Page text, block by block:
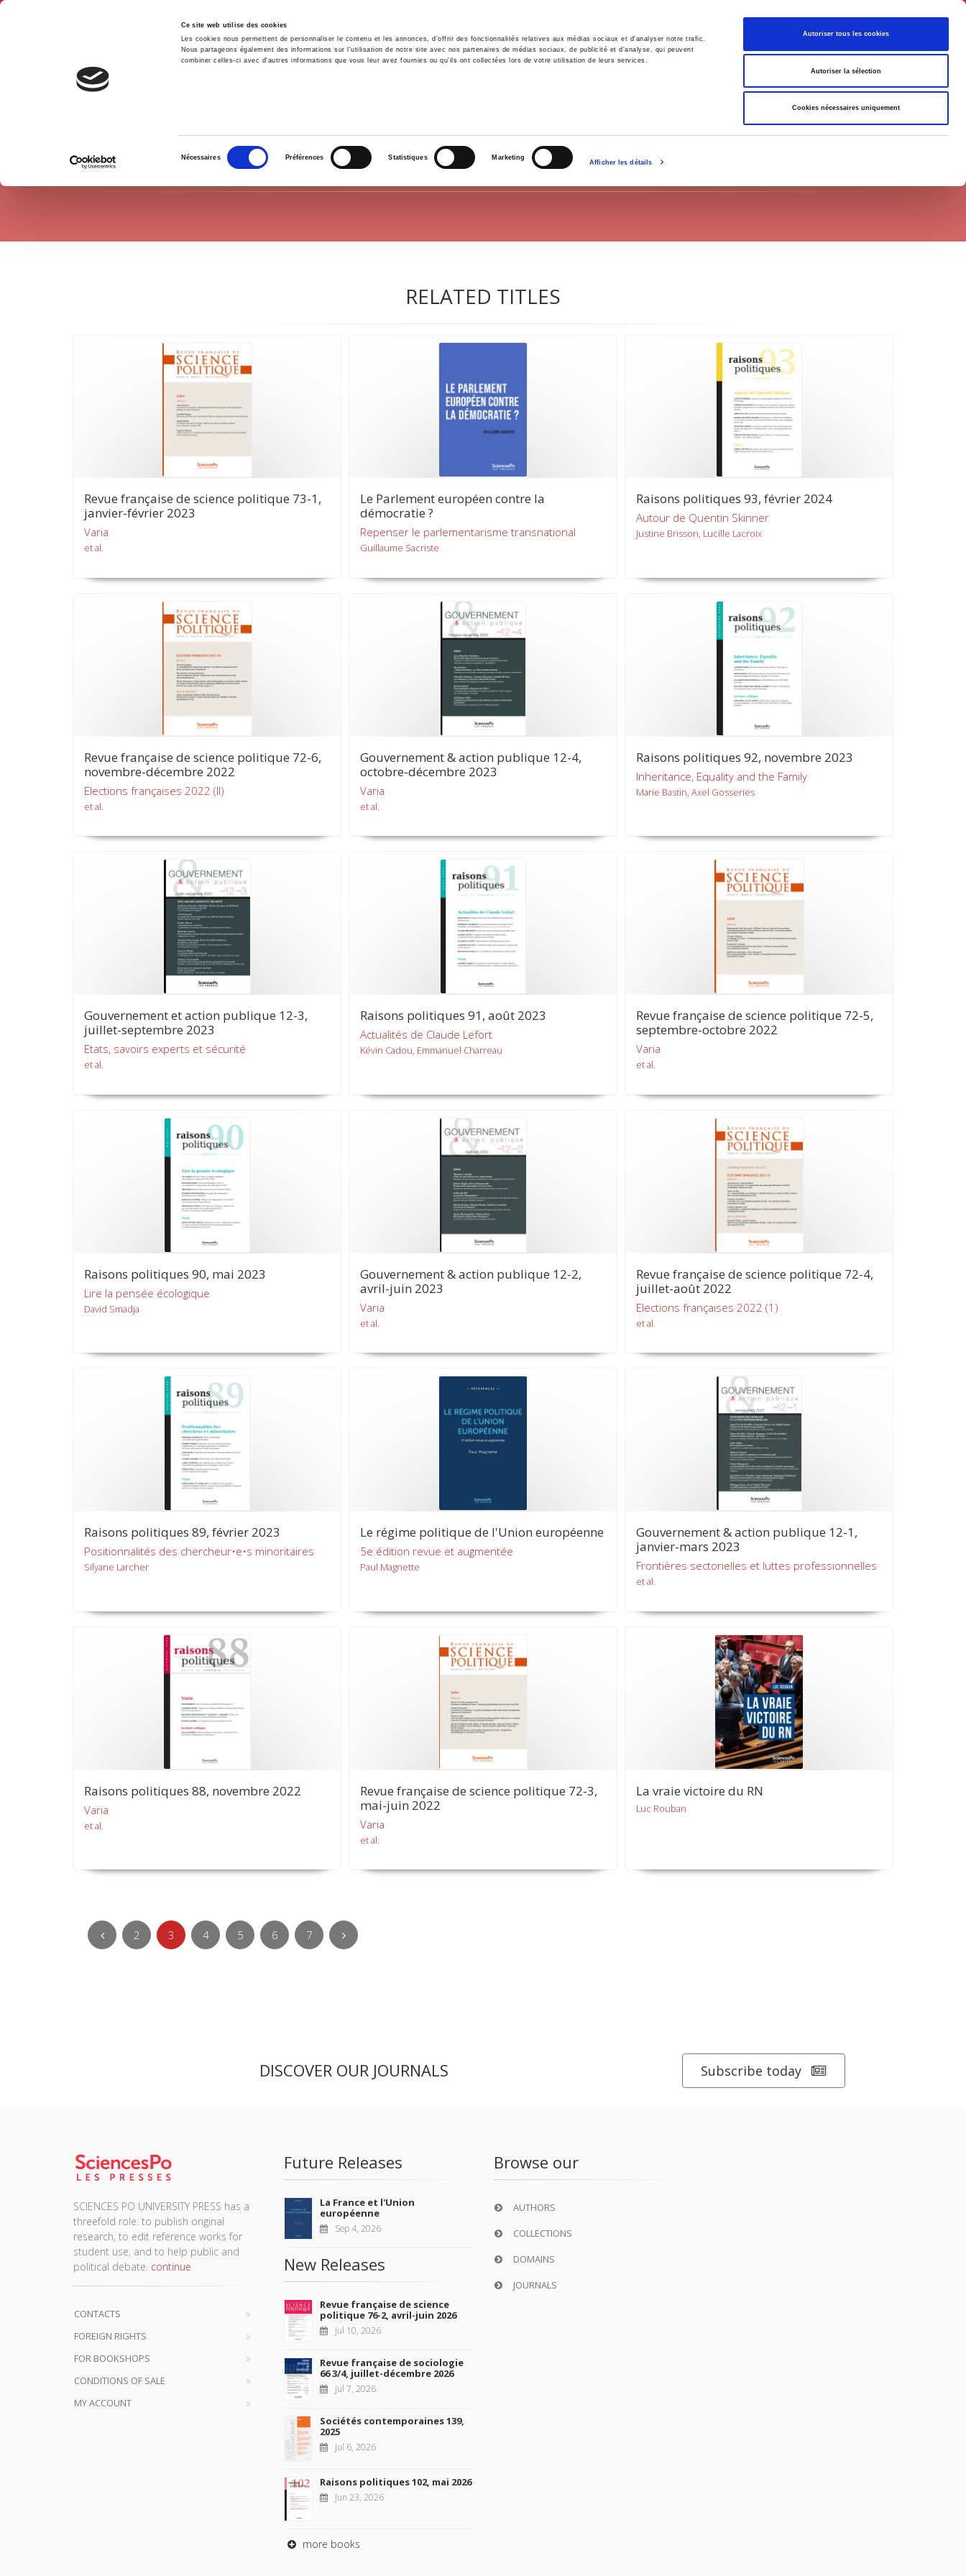
Ce site web utilise des cookies
Les cookies nous permettent de personnaliser le contenu et les annonces, d'offrir des fonctionnalités relatives aux médias sociaux et d'analyser notre trafic.
Nous partageons également des informations sur l'utilisation de notre site avec nos partenaires de médias sociaux, de publicité et d'analyse, qui peuvent
combiner celles-ci avec d'autres informations que vous leur avez fournies ou qu'ils ont collectées lors de votre utilisation de leurs services.
consentement
Nécessaires Préférences Statistiques Marketing
Afficher les détails
Autoriser tous les cookies
Autoriser la sélection
Cookies nécessaires uniquement
English
Home Environment History International Politics
POLITICS
RELATED TITLES
Revue française de science politique 73-1,
janvier-février 2023
Varia
et al.
Le Parlement européen contre la
démocratie ?
Repenser le parlementarisme transnational
Guillaume Sacriste
Raisons politiques 93, février 2024
Autour de Quentin Skinner
Justine Brisson, Lucille Lacroix
Revue française de science politique 72-6,
novembre-décembre 2022
Elections françaises 2022 (II)
et al.
Gouvernement & action publique 12-4,
octobre-décembre 2023
Varia
et al.
Raisons politiques 92, novembre 2023
Inheritance, Equality and the Family
Marie Bastin, Axel Gosseries
Gouvernement et action publique 12-3,
juillet-septembre 2023
Etats, savoirs experts et sécurité
et al.
Raisons politiques 91, août 2023
Actualités de Claude Lefort
Kévin Cadou, Emmanuel Charreau
Revue française de science politique 72-5,
septembre-octobre 2022
Varia
et al.
Raisons politiques 90, mai 2023
Lire la pensée écologique
David Smadja
Gouvernement & action publique 12-2,
avril-juin 2023
Varia
et al.
Revue française de science politique 72-4,
juillet-août 2022
Elections françaises 2022 (1)
et al.
Raisons politiques 89, février 2023
Positionnalités des chercheur•e•s minoritaires
Silyane Larcher
Le régime politique de l'Union européenne
5e édition revue et augmentée
Paul Magnette
Gouvernement & action publique 12-1,
janvier-mars 2023
Frontières sectorielles et luttes professionnelles
et al.
Raisons politiques 88, novembre 2022
Varia
et al.
Revue française de science politique 72-3,
mai-juin 2022
Varia
et al.
La vraie victoire du RN
Luc Rouban
2 3 4 5 6 7
DISCOVER OUR JOURNALS Subscribe today
SCIENCES PO UNIVERSITY PRESS has a
threefold role: to publish original
research, to edit reference works for
student use, and to help public and
political debate. continue
CONTACTS
FOREIGN RIGHTS
FOR BOOKSHOPS
CONDITIONS OF SALE
MY ACCOUNT
Future Releases
La France et l'Union
européenne
Sep 4, 2026
New Releases
Revue française de science
politique 76-2, avril-juin 2026
Jul 10, 2026
Revue française de sociologie
66 3/4, juillet-décembre 2026
Jul 7, 2026
Sociétés contemporaines 139,
2025
Jul 6, 2026
Raisons politiques 102, mai 2026
Jun 23, 2026
more books
Browse our
AUTHORS
COLLECTIONS
DOMAINS
JOURNALS